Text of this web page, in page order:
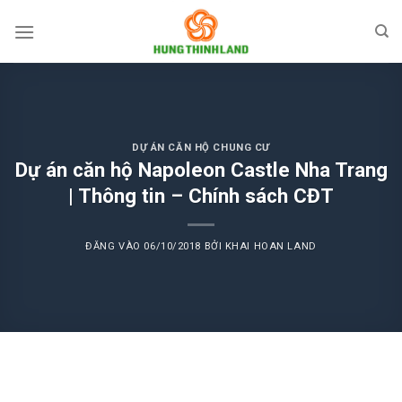
qua
DỰ ÁN CĂN HỘ CHUNG CƯ
Dự án căn hộ Napoleon Castle Nha Trang
| Thông tin – Chính sách CĐT
ĐĂNG VÀO 06/10/2018 BỞI KHAI HOAN LAND